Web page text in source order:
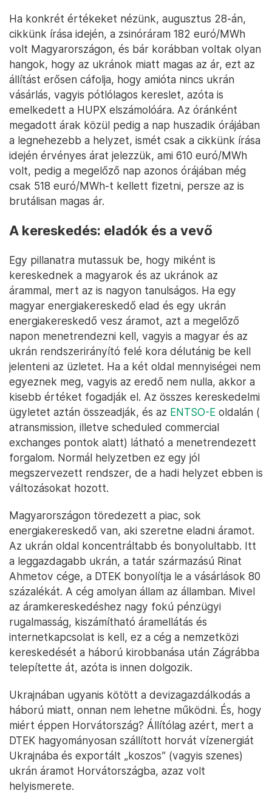
Ha konkrét értékeket nézünk, augusztus 28-án,
cikkünk írása idején, a zsinóráram 182 euró/MWh
volt Magyarországon, és bár korábban voltak olyan
hangok, hogy az ukránok miatt magas az ár, ezt az
állítást erősen cáfolja, hogy amióta nincs ukrán
vásárlás, vagyis pótlólagos kereslet, azóta is
emelkedett a HUPX elszámolóára. Az óránként
megadott árak közül pedig a nap huszadik órájában
a legnehezebb a helyzet, ismét csak a cikkünk írása
idején érvényes árat jelezzük, ami 610 euró/MWh
volt, pedig a megelőző nap azonos órájában még
csak 518 euró/MWh-t kellett fizetni, persze az is
brutálisan magas ár.
A kereskedés: eladók és a vevő
Egy pillanatra mutassuk be, hogy miként is
kereskednek a magyarok és az ukránok az
árammal, mert az is nagyon tanulságos. Ha egy
magyar energiakereskedő elad és egy ukrán
energiakereskedő vesz áramot, azt a megelőző
napon menetrendezni kell, vagyis a magyar és az
ukrán rendszerirányító felé kora délutánig be kell
jelenteni az üzletet. Ha a két oldal mennyiségei nem
egyeznek meg, vagyis az eredő nem nulla, akkor a
kisebb értéket fogadják el. Az összes kereskedelmi
ügyletet aztán összeadják, és az ENTSO-E oldalán (
atransmission, illetve scheduled commercial
exchanges pontok alatt) látható a menetrendezett
forgalom. Normál helyzetben ez egy jól
megszervezett rendszer, de a hadi helyzet ebben is
változásokat hozott.
Magyarországon töredezett a piac, sok
energiakereskedő van, aki szeretne eladni áramot.
Az ukrán oldal koncentráltabb és bonyolultabb. Itt
a leggazdagabb ukrán, a tatár származású Rinat
Ahmetov cége, a DTEK bonyolítja le a vásárlások 80
százalékát. A cég amolyan állam az államban. Mivel
az áramkereskedéshez nagy fokú pénzügyi
rugalmasság, kiszámítható áramellátás és
internetkapcsolat is kell, ez a cég a nemzetközi
kereskedését a háború kirobbanása után Zágrábba
telepítette át, azóta is innen dolgozik.
Ukrajnában ugyanis kötött a devizagazdálkodás a
háború miatt, onnan nem lehetne működni. És, hogy
miért éppen Horvátország? Állítólag azért, mert a
DTEK hagyományosan szállított horvát vízenergiát
Ukrajnába és exportált „koszos” (vagyis szenes)
ukrán áramot Horvátországba, azaz volt
helyismerete.